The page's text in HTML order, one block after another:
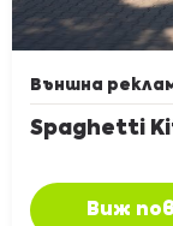
Външна
Spaghetti
Виж